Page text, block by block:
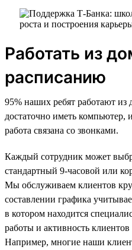
Работать из
расписанию
95% наших ребят работают из
достаточно иметь компьютер,
работа связана со звонками.
Каждый сотрудник может
стандартный 9-часовой или
Мы обслуживаем клиентов
составлении графика
в котором находится
работы и активность
Например, многие наши